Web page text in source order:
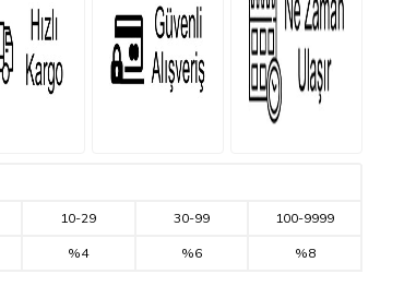
10-29
%4
30-99
%6
100-9999
%8